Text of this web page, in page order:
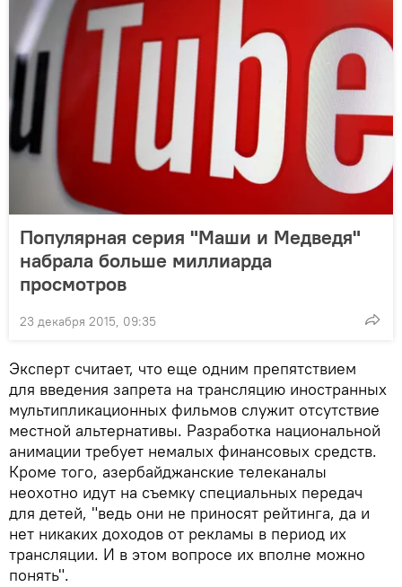
Популярная серия "Маши и Медведя"
набрала больше миллиарда
просмотров
23 декабря 2015, 09:35
Эксперт считает, что еще одним препятствием
для введения запрета на трансляцию иностранных
мультипликационных фильмов служит отсутствие
местной альтернативы. Разработка национальной
анимации требует немалых финансовых средств.
Кроме того, азербайджанские телеканалы
неохотно идут на съемку специальных передач
для детей, "ведь они не приносят рейтинга, да и
нет никаких доходов от рекламы в период их
трансляции. И в этом вопросе их вполне можно
понять".